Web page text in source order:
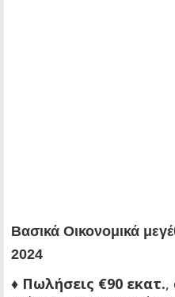
Βασικά Οικονομικά
2024
♦ Πωλήσεις €90 εκατ.,